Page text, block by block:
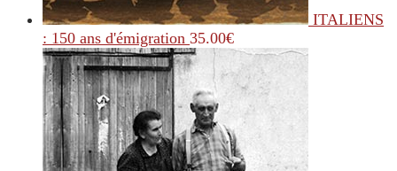
ITALIENS
: 150 ans d'émigration 35.00€